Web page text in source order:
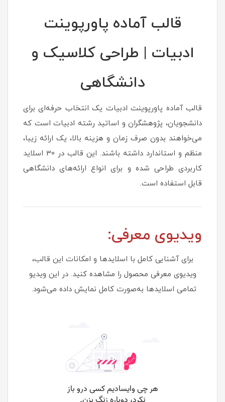
قالب آماده پاورپوینت
ادبیات | طراحی کلاسیک و
دانشگاهی
قالب آماده پاورپوینت ادبیات یک انتخاب حرفه‌ای برای
دانشجویان، پژوهشگران و اساتید رشته ادبیات است که
می‌خواهند بدون صرف زمان و هزینه بالا، یک ارائه زیبا،
منظم و استاندارد داشته باشند. این قالب در 30 اسلاید
کاربردی طراحی شده و برای انواع ارائه‌های دانشگاهی
قابل استفاده است.
ویدیوی معرفی:
برای آشنایی کامل با اسلایدها و امکانات این قالب،
ویدیوی معرفی محصول را مشاهده کنید. در این ویدیو
تمامی اسلایدها به‌صورت کامل نمایش داده می‌شود.